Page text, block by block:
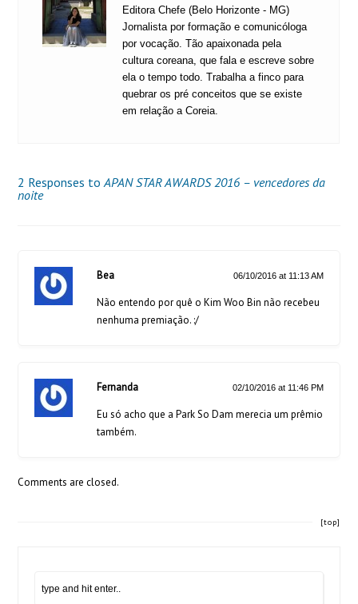
Editora Chefe (Belo Horizonte - MG)
Jornalista por formação e comunicóloga
por vocação. Tão apaixonada pela
cultura coreana, que fala e escreve sobre
ela o tempo todo. Trabalha a finco para
quebrar os pré conceitos que se existe
em relação a Coreia.
2 Responses toAPAN STAR AWARDS 2016 – vencedores da
noite
Bea 06/10/2016 at 11:13 AM
Não entendo por quê o Kim Woo Bin não recebeu
nenhuma premiação. :/
Fernanda 02/10/2016 at 11:46 PM
Eu só acho que a Park So Dam merecia um prêmio
também.
Comments are closed.
[top]